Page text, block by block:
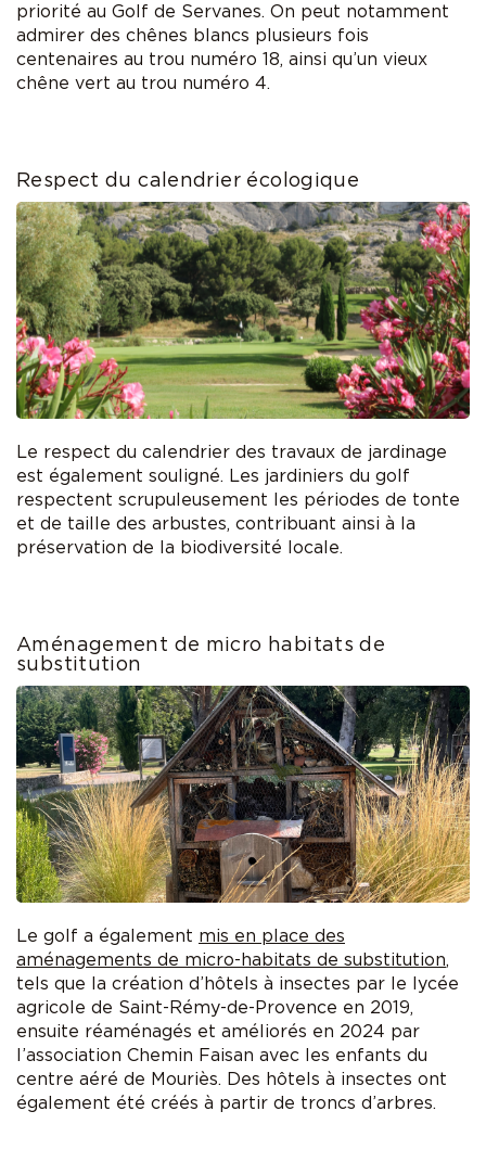
priorité au Golf de Servanes. On peut notamment
admirer des chênes blancs plusieurs fois
centenaires au trou numéro 18, ainsi qu’un vieux
chêne vert au trou numéro 4.
Respect du calendrier écologique
Le respect du calendrier des travaux de jardinage
est également souligné. Les jardiniers du golf
respectent scrupuleusement les périodes de tonte
et de taille des arbustes, contribuant ainsi à la
préservation de la biodiversité locale.
Aménagement de micro habitats de
substitution
Le golf a également mis en place des
aménagements de micro-habitats de substitution,
tels que la création d’hôtels à insectes par le lycée
agricole de Saint-Rémy-de-Provence en 2019,
ensuite réaménagés et améliorés en 2024 par
l’association Chemin Faisan avec les enfants du
centre aéré de Mouriès. Des hôtels à insectes ont
également été créés à partir de troncs d’arbres.